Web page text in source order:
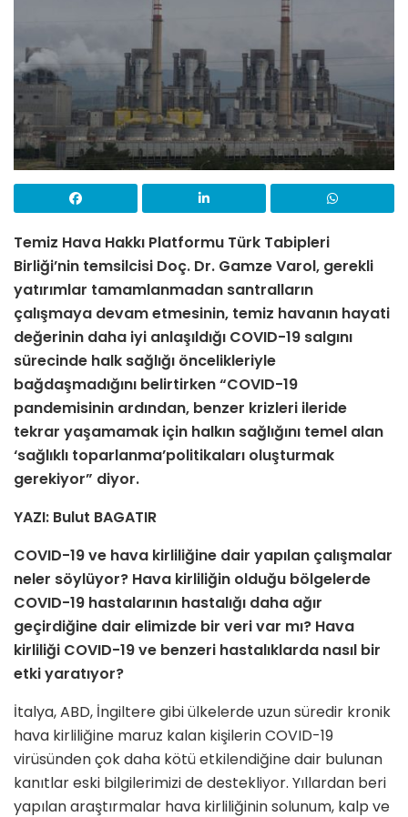
Temiz Hava Hakkı Platformu Türk Tabipleri
Birliği’nin temsilcisi Doç. Dr. Gamze Varol, gerekli
yatırımlar tamamlanmadan santralların
çalışmaya devam etmesinin, temiz havanın hayati
değerinin daha iyi anlaşıldığı COVID-19 salgını
sürecinde halk sağlığı öncelikleriyle
bağdaşmadığını belirtirken “COVID-19
pandemisinin ardından, benzer krizleri ileride
tekrar yaşamamak için halkın sağlığını temel alan
‘sağlıklı toparlanma’politikaları oluşturmak
gerekiyor” diyor.
YAZI: Bulut BAGATIR
COVID-19 ve hava kirliliğine dair yapılan çalışmalar
neler söylüyor? Hava kirliliğin olduğu bölgelerde
COVID-19 hastalarının hastalığı daha ağır
geçirdiğine dair elimizde bir veri var mı? Hava
kirliliği COVID-19 ve benzeri hastalıklarda nasıl bir
etki yaratıyor?
İtalya, ABD, İngiltere gibi ülkelerde uzun süredir kronik
hava kirliliğine maruz kalan kişilerin COVID-19
virüsünden çok daha kötü etkilendiğine dair bulunan
kanıtlar eski bilgilerimizi de destekliyor. Yıllardan beri
yapılan araştırmalar hava kirliliğinin solunum, kalp ve